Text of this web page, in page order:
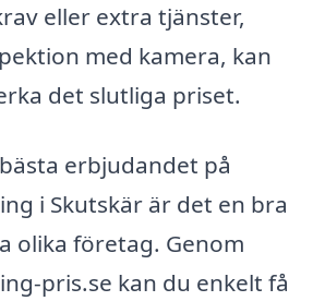
eller extra tjänster,
med kamera, kan
det slutliga priset.
erbjudandet på
i Skutskär är det en bra
olika företag. Genom
pris.se kan du enkelt få